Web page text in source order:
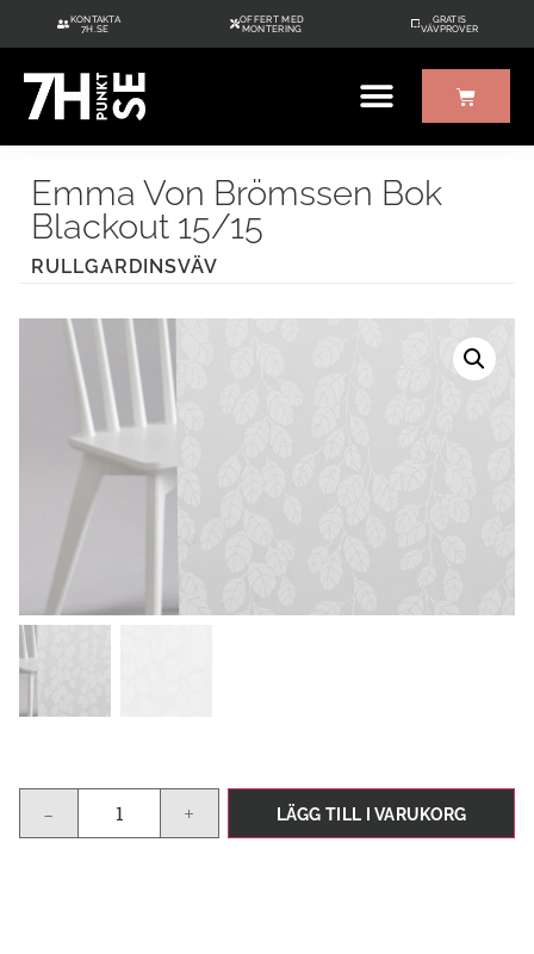
KONTAKTA
7H.SE
OFFERT MED
MONTERING
GRATIS
VÄVPROVER
Emma Von Brömssen Bok
Blackout 15/15
RULLGARDINSVÄV
- + LÄGG TILL I VARUKORG